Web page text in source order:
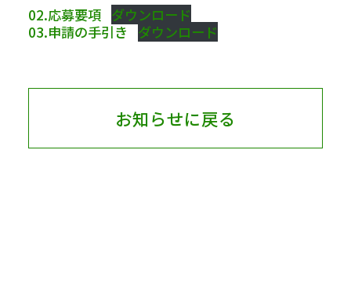
02.応募要項 ダウンロード
03.申請の手引き
ダウンロード
お知らせに戻る